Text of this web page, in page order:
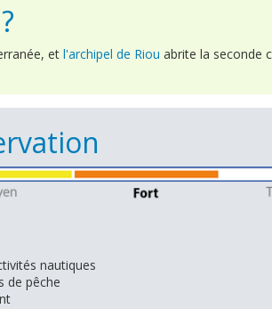
et l'archipel de Riou abrite la seconde
nautiques
de pêche